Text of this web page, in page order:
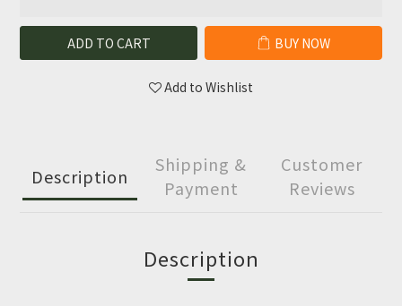
ADD TO CART BUY NOW
Add to Wishlist
Description
Shipping &
Payment
Customer
Reviews
Description